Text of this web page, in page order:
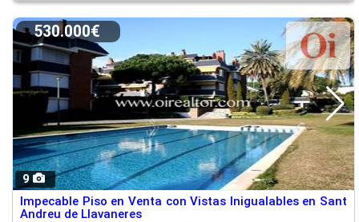
9
530.000€
Impecable Piso en Venta con Vistas Inigualables en Sant
Andreu de Llavaneres